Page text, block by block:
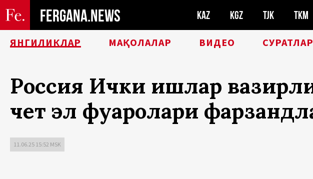
FERGANA.NEWS KAZ KGZ TJK TKM
ЯНГИЛИКЛАР МАҚОЛАЛАР ВИДЕО СУРАТЛАР
Россия Ички ишлар
чет эл фуқаролари
11.06.25 15:52 MSK